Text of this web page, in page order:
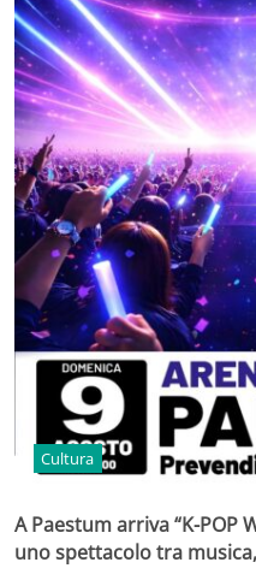
Cultura
A Paestum arriva “K-POP
uno spettacolo tra